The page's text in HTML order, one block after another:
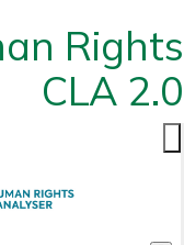
Rights
CLA 2.0